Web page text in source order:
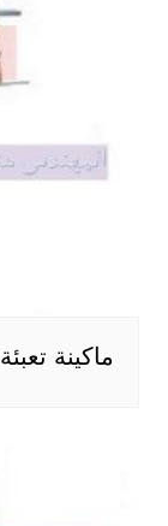
ماكينة